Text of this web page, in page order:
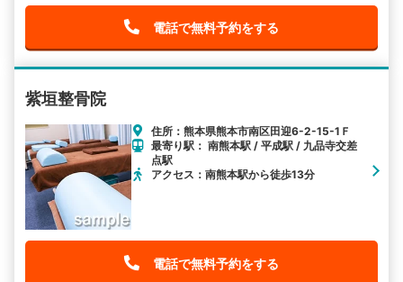
電話で無料予約をする
紫垣整骨院
住所：熊本県熊本市南区田迎6-2-15-1Ｆ
最寄り駅： 南熊本駅 / 平成駅 / 九品寺交差
点駅
アクセス：南熊本駅から徒歩13分
電話で無料予約をする